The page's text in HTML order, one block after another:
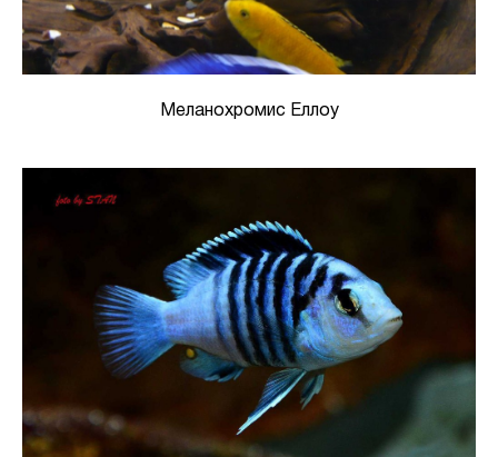
Меланохромис Еллоу